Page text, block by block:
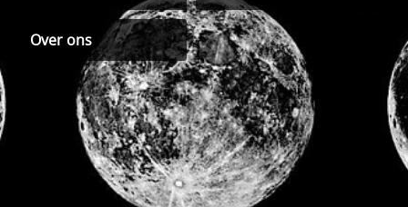
Over ons